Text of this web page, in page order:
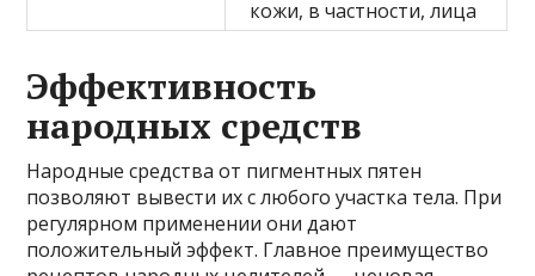
кожи, в частности, лица
Эффективность
народных средств
Народные средства от пигментных пятен
позволяют вывести их с любого участка тела. При
регулярном применении они дают
положительный эффект. Главное преимущество